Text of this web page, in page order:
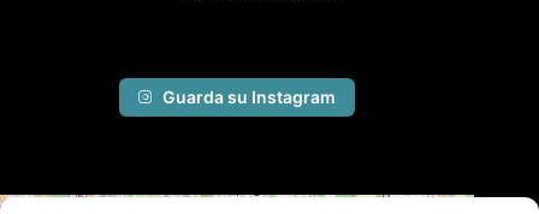
Guarda su Instagram